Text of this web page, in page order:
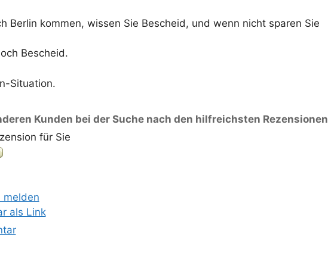
Berlin kommen, wissen Sie Bescheid, und wenn nicht sparen Sie
Bescheid.
Situation.
Kunden bei der Suche nach den hilfreichsten Rezensionen
für Sie
melden
als Link